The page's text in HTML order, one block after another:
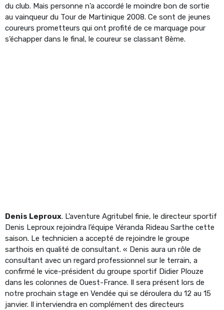
du club. Mais personne n’a accordé le moindre bon de sortie
au vainqueur du Tour de Martinique 2008. Ce sont de jeunes
coureurs prometteurs qui ont profité de ce marquage pour
s’échapper dans le final, le coureur se classant 8ème.
Denis Leproux. L’aventure Agritubel finie, le directeur sportif
Denis Leproux rejoindra l’équipe Véranda Rideau Sarthe cette
saison. Le technicien a accepté de rejoindre le groupe
sarthois en qualité de consultant. « Denis aura un rôle de
consultant avec un regard professionnel sur le terrain, a
confirmé le vice-président du groupe sportif Didier Plouze
dans les colonnes de Ouest-France. Il sera présent lors de
notre prochain stage en Vendée qui se déroulera du 12 au 15
janvier. Il interviendra en complément des directeurs